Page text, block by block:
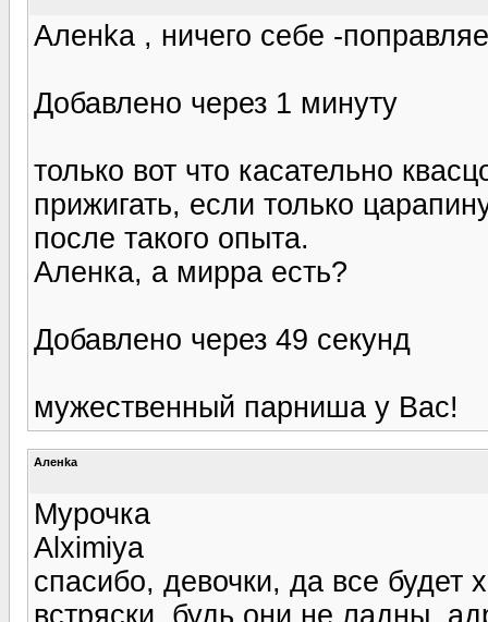
Аленka , ничего себе -
Добавлено через 1 минуту
только вот что касательно
прижигать, если только
после такого опыта.
Аленка, а мирра есть?
Добавлено через 49 секунд
мужественный парниша у Вас!
Аленka
Мурочка
Alximiya
спасибо, девочки, да все будет
встряски, будь они не ладны,